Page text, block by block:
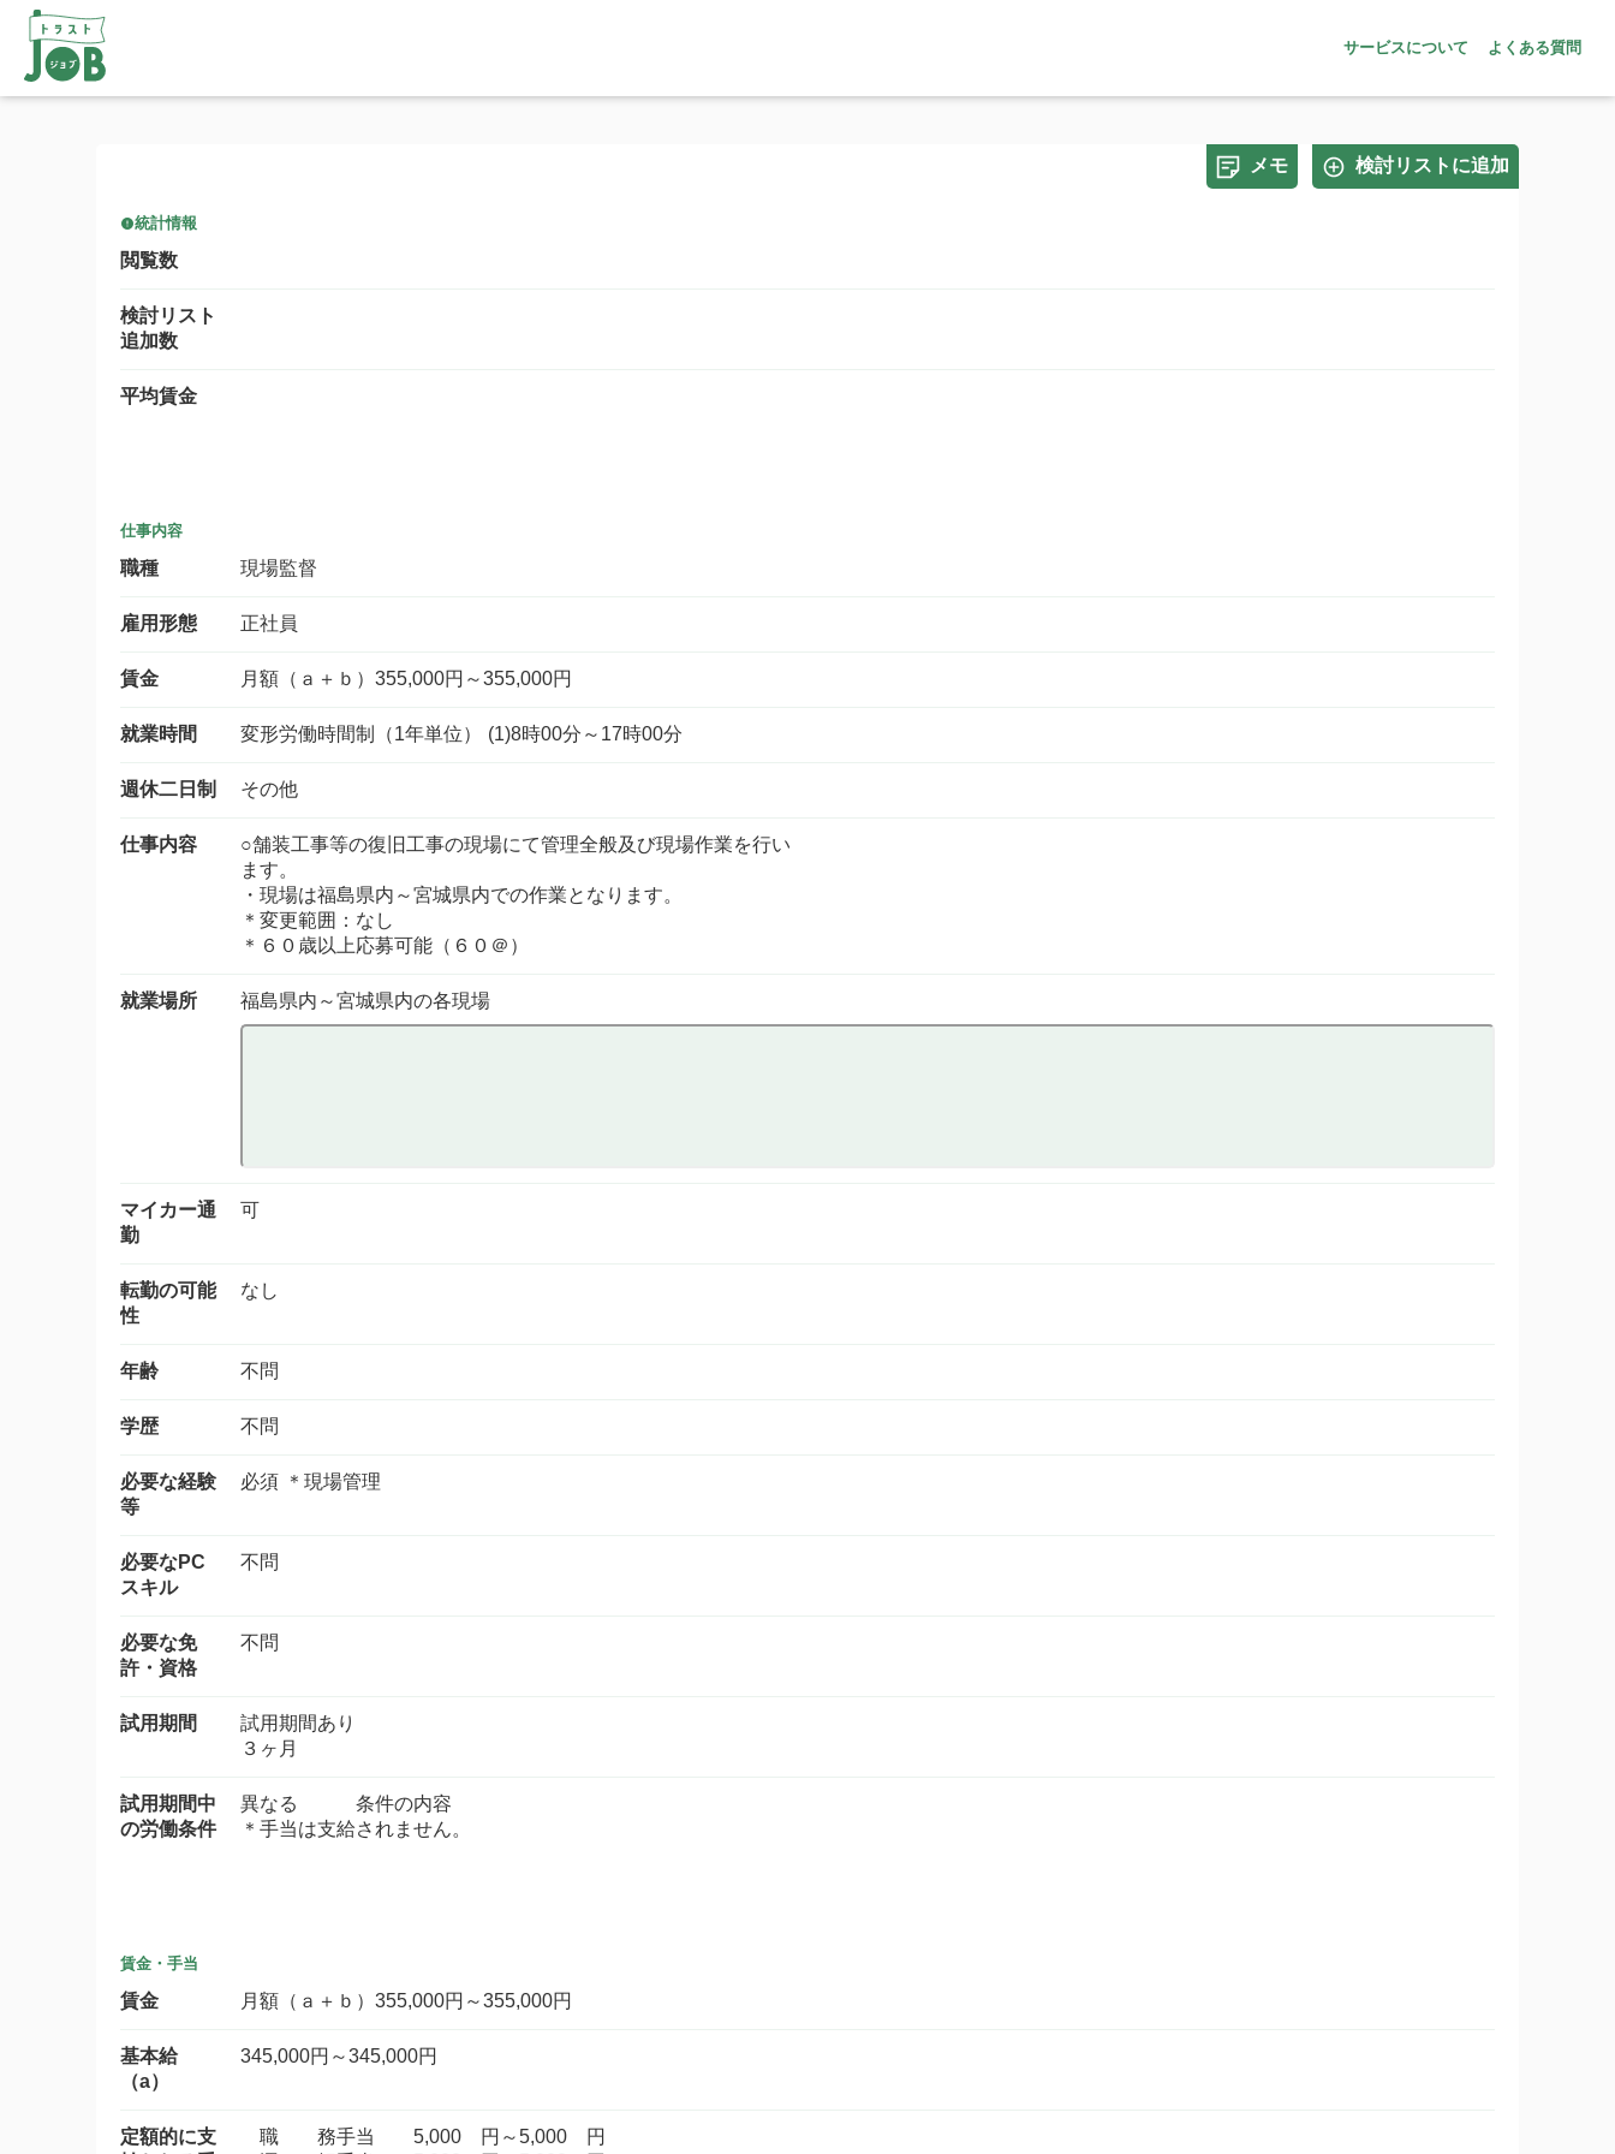
サービスについて よくある質問
メモ 検討リストに追加
統計情報
閲覧数
検討リスト
追加数
平均賃金
仕事内容
職種 現場監督
雇用形態 正社員
賃金 月額（ａ＋ｂ）355,000円～355,000円
就業時間 変形労働時間制（1年単位） (1)8時00分～17時00分
週休二日制 その他
仕事内容
○舗装工事等の復旧工事の現場にて管理全般及び現場作業を行い
ます。
・現場は福島県内～宮城県内での作業となります。
＊変更範囲：なし
＊６０歳以上応募可能（６０＠）
就業場所 福島県内～宮城県内の各現場
マイカー通
勤
可
転勤の可能
性
なし
年齢 不問
学歴 不問
必要な経験
等
必須 ＊現場管理
必要なPC
スキル
不問
必要な免
許・資格
不問
試用期間
試用期間あり
３ヶ月
試用期間中
の労働条件
異なる 条件の内容
＊手当は支給されません。
賃金・手当
賃金 月額（ａ＋ｂ）355,000円～355,000円
基本給
（a）
345,000円～345,000円
定額的に支
職 務手当 5,000 円～5,000 円